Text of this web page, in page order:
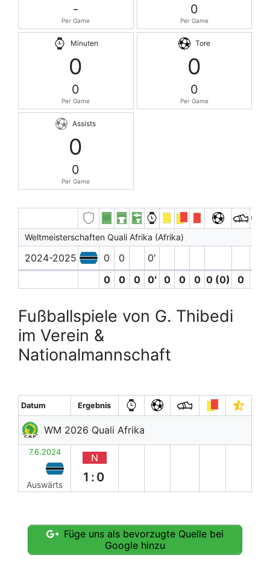
-
Per Game
0
Per Game
Minuten
0
0
Per Game
Tore
0
0
Per Game
Assists
0
0
Per Game
Weltmeisterschaften Quali Afrika (Afrika)
2024-2025 0 0
0′
0
0 0 0′ 0 0 0 0 (0) 0
Fußballspiele von G. Thibedi
im Verein &
Nationalmannschaft
Datum Ergebnis
WM 2026 Quali Afrika
7.6.2024
Auswärts
N
1:0
Füge uns als bevorzugte Quelle bei
Google hinzu